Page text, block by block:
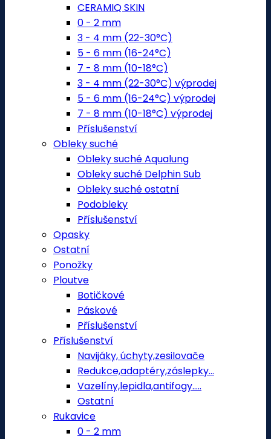
CERAMIQ SKIN
0 - 2 mm
3 - 4 mm (22-30°C)
5 - 6 mm (16-24°C)
7 - 8 mm (10-18°C)
3 - 4 mm (22-30°C) výprodej
5 - 6 mm (16-24°C) výprodej
7 - 8 mm (10-18°C) výprodej
Příslušenství
Obleky suché
Obleky suché Aqualung
Obleky suché Delphin Sub
Obleky suché ostatní
Podobleky
Příslušenství
Opasky
Ostatní
Ponožky
Ploutve
Botičkové
Páskové
Příslušenství
Příslušenství
Navijáky, úchyty,zesilovače
Redukce,adaptéry,záslepky...
Vazelíny,lepidla,antifogy.....
Ostatní
Rukavice
0 - 2 mm